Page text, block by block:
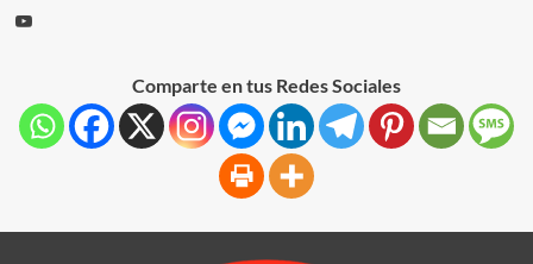
Comparte en tus Redes Sociales